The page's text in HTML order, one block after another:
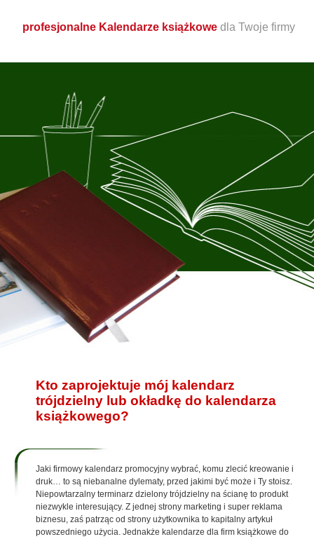
profesjonalne Kalendarze książkowedla Twoje firmy
Kto zaprojektuje mój kalendarz
trójdzielny lub okładkę do kalendarza
książkowego?
Jaki firmowy kalendarz promocyjny wybrać, komu zlecić kreowanie i
druk… to są niebanalne dylematy, przed jakimi być może i Ty stoisz.
Niepowtarzalny terminarz dzielony trójdzielny na ścianę to produkt
niezwykle interesujący. Z jednej strony marketing i super reklama
biznesu, zaś patrząc od strony użytkownika to kapitalny artykuł
powszedniego użycia. Jednakże kalendarze dla firm książkowe do